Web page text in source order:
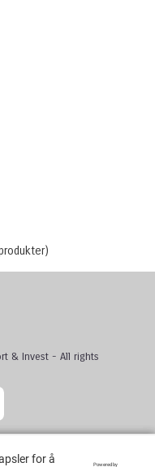
& Invest - All rights
for å Powered by
for å Powered by